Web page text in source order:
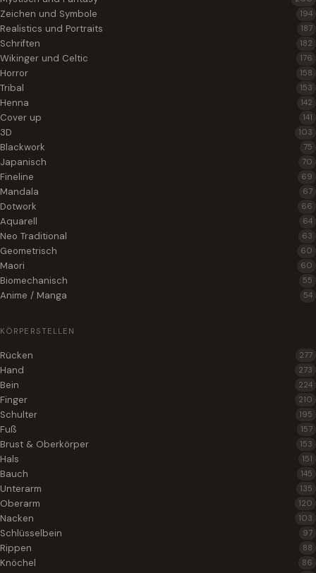
Zeichen und Symbole 194
Realistics und Portraits 187
Schriften 182
Wikinger und Celtic 176
Horror 158
Tribal 153
Henna 142
Cover up 141
3D 103
Blackwork 75
Japanisch 70
Fineline 69
Mandala 67
Dotwork 66
Aquarell 64
Neo Traditional 63
Geometrisch 60
Maori 60
Biomechanisch 55
Anime / Manga 54
KÖRPERSTELLEN
Rücken 277
Hand 273
Bein 224
Finger 210
Schulter 195
Fuß 157
Brust & Oberkörper 153
Hals 151
Bauch 145
Unterarm 135
Oberarm 120
Nacken 103
Schlüsselbein 97
Rippen 88
Knöchel 86